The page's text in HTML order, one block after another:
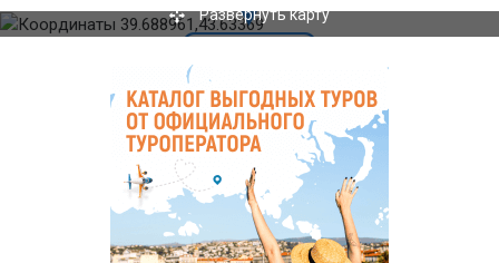
парковка на 3-4 машины.
Развернуть карту